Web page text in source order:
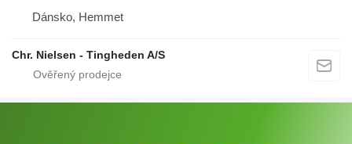
Dánsko, Hemmet
Chr. Nielsen - Tingheden A/S